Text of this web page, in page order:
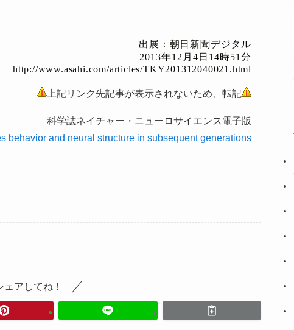
出展：朝日新聞デジタル
2013年12月4日14時51分
http://www.asahi.com/articles/TKY201312040021.html
上記リンク先記事が表示されないため、転記
科学誌ネイチャー・ニューロサイエンス電子版
behavior and neural structure in subsequent generations
アしてね！